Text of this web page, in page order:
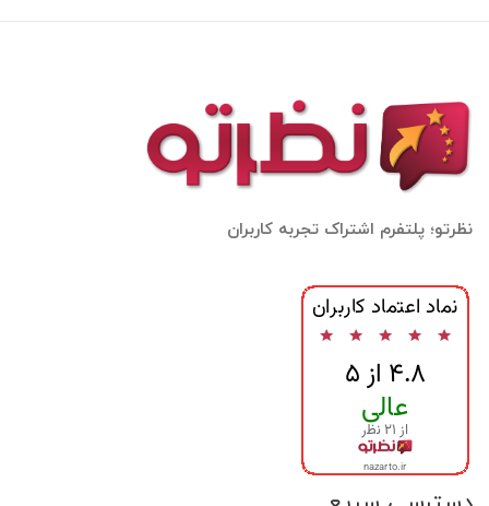
نظرتو؛ پلتفرم اشتراک تجربه کاربران